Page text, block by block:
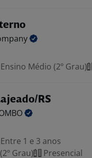
Ensino Médio (2º Grau)
RS
Entre 1 e 3 anos
Grau)
Presencial